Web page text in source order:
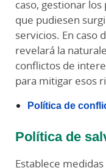
caso, gestionar
que pudiesen
servicios. En caso
revelará la
conflictos de
para mitigar esos
Política de
Política de
Establece